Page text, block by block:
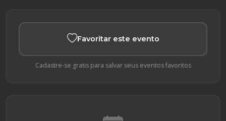
Favoritar este evento
Cadastre-se gratis para salvar seus eventos favoritos